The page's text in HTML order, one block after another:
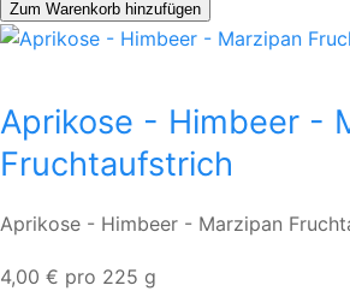
Aprikose - Himbeer -
Fruchtaufstrich
Aprikose - Himbeer - Marzipan
4,00 € pro 225 g